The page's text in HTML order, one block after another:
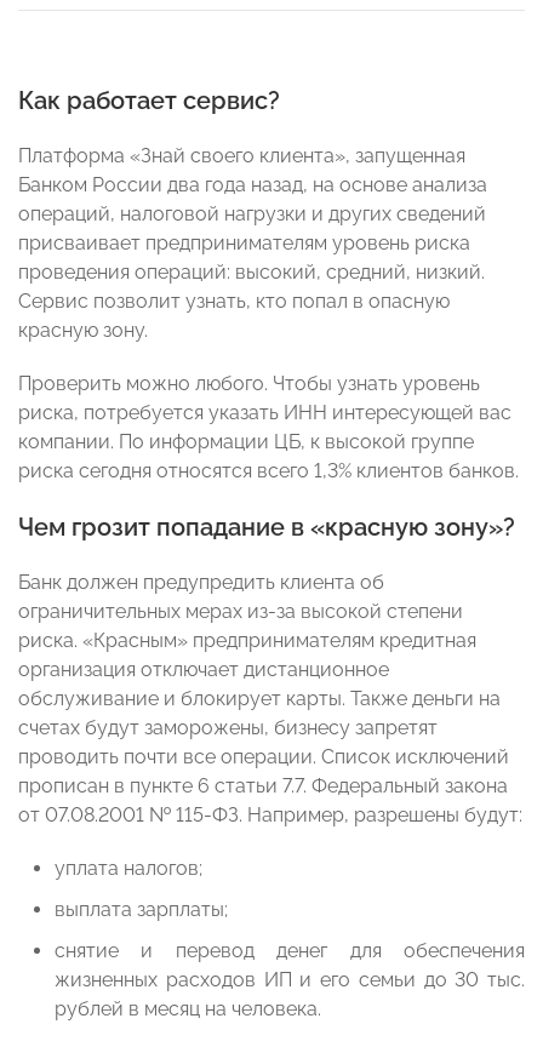
Как работает сервис?
Платформа «Знай своего клиента», запущенная
Банком России два года назад, на основе анализа
операций, налоговой нагрузки и других сведений
присваивает предпринимателям уровень риска
проведения операций: высокий, средний, низкий.
Сервис позволит узнать, кто попал в опасную
красную зону.
Проверить можно любого. Чтобы узнать уровень
риска, потребуется указать ИНН интересующей вас
компании. По информации ЦБ, к высокой группе
риска сегодня относятся всего 1,3% клиентов банков.
Чем грозит попадание в «красную зону»?
Банк должен предупредить клиента об
ограничительных мерах из-за высокой степени
риска. «Красным» предпринимателям кредитная
организация отключает дистанционное
обслуживание и блокирует карты. Также деньги на
счетах будут заморожены, бизнесу запретят
проводить почти все операции. Список исключений
прописан в пункте 6 статьи 7.7. Федеральный закона
от 07.08.2001 № 115-ФЗ. Например, разрешены будут:
уплата налогов;
выплата зарплаты;
снятие и перевод денег для обеспечения
жизненных расходов ИП и его семьи до 30 тыс.
рублей в месяц на человека.